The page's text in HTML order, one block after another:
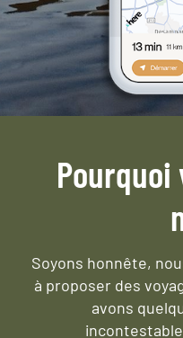
Pourquoi
Soyons honnête,
à proposer des
avons